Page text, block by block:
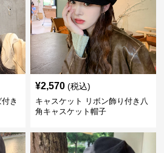
き
¥2,570 (税込)
キャスケット リボン飾り付き八
角キャスケット帽子